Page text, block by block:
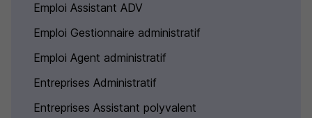
Emploi Assistant ADV
Emploi Gestionnaire administratif
Emploi Agent administratif
Entreprises Administratif
Entreprises Assistant polyvalent